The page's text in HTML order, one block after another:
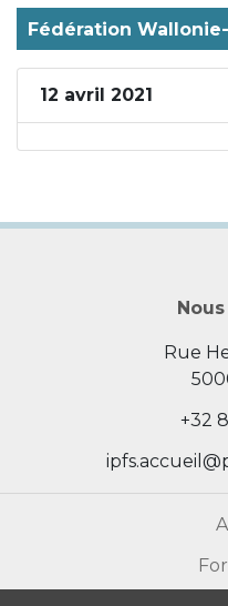
Fédération
12 avril 2021
Rue
+32